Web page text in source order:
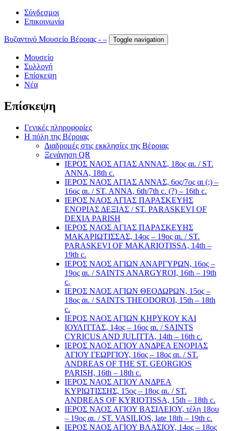
Σύνδεσμοι
Επικοινωνία
Βυζαντινό Μουσείο Βέροιας - – Toggle navigation
Μουσείο
Συλλογή
Επίσκεψη
Νέα
Επίσκεψη
Γενικές πληροφορίες
Η πόλη της Βέροιας
Διαδρομές στις εκκλησίες της Βέροιας
Ξενάγηση QR
ΙΕΡΟΣ ΝΑΟΣ ΑΓΙΑΣ ΑΝΝΑΣ, 18ος αι. / ST.
ANNA, 18th c.
ΙΕΡΟΣ ΝΑΟΣ ΑΓΙΑΣ ΑΝΝΑΣ, 6ος/7ος αι (;) –
16ος αι. / ST. ANNA, 6th/7th c. (?) – 16th c.
ΙΕΡΟΣ ΝΑΟΣ ΑΓΙΑΣ ΠΑΡΑΣΚΕΥΗΣ
ΕΝΟΡΙΑΣ ΔΕΞΙΑΣ / ST. PARASKEVI OF
DEXIA PARISH
ΙΕΡΟΣ ΝΑΟΣ ΑΓΙΑΣ ΠΑΡΑΣΚΕΥΗΣ
ΜΑΚΑΡΙΩΤΙΣΣΑΣ, 14ος – 19ος αι. / ST.
PARASKEVI OF MAKARIOTISSA, 14th –
19th c.
ΙΕΡΟΣ ΝΑΟΣ ΑΓΙΩΝ ΑΝΑΡΓΥΡΩΝ, 16ος –
19ος αι. / SAINTS ANARGYROI, 16th – 19th
c.
ΙΕΡΟΣ ΝΑΟΣ ΑΓΙΩΝ ΘΕΟΔΩΡΩΝ, 15ος –
18ος αι. / SAINTS THEODOROI, 15th – 18th
c.
ΙΕΡΟΣ ΝΑΟΣ ΑΓΙΩΝ ΚΗΡΥΚΟΥ ΚΑΙ
ΙΟΥΛΙΤΤΑΣ, 14ος – 16ος αι. / SAINTS
CYRICUS AND JULITTA, 14th – 16th c.
ΙΕΡΟΣ ΝΑΟΣ ΑΓΙΟΥ ΑΝΔΡΕΑ ΕΝΟΡΙΑΣ
ΑΓΙΟΥ ΓΕΩΡΓΙΟΥ, 16ος – 18ος αι. / ST.
ANDREAS OF THE ST. GEORGIOS
PARISH, 16th – 18th c.
ΙΕΡΟΣ ΝΑΟΣ ΑΓΙΟΥ ΑΝΔΡΕΑ
ΚΥΡΙΩΤΙΣΣΗΣ, 15ος – 18ος αι. / ST.
ANDREAS OF KYRIOTISSA, 15th – 18th c.
ΙΕΡΟΣ ΝΑΟΣ ΑΓΙΟΥ ΒΑΣΙΛΕΙΟΥ, τέλη 18ου
– 19ος αι. / ST. VASILIOS, late 18th – 19th c.
ΙΕΡΟΣ ΝΑΟΣ ΑΓΙΟΥ ΒΛΑΣΙΟΥ, 14ος – 18ος